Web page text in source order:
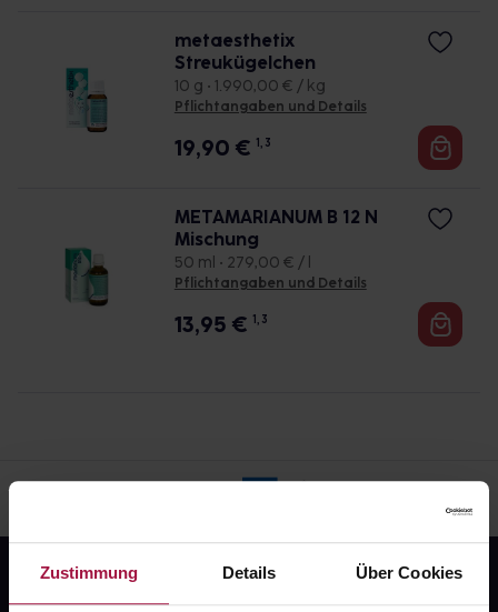
Zustimmung Details Über Cookies
metaesthetix
Streukügelchen
10 g • 1.990,00 € / kg
Pflichtangaben und Details
19,90 € 1, 3
METAMARIANUM B 12 N
Mischung
50 ml • 279,00 € / l
Pflichtangaben und Details
13,95 € 1, 3